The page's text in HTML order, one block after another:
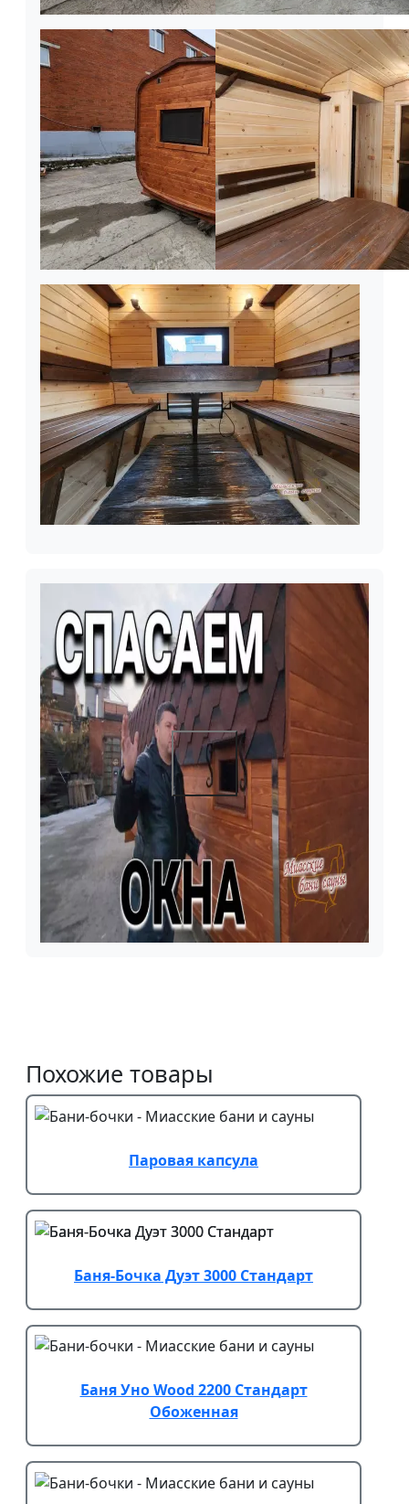
Похожие товары
Паровая капсула
Баня-Бочка Дуэт 3000 Стандарт
Баня Уно Wood 2200 Стандарт
Обоженная